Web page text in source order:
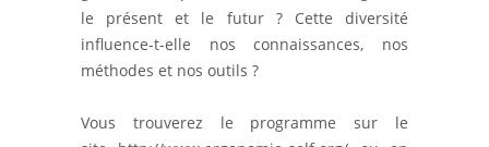
le présent et le futur ? Cette diversité
influence-t-elle nos connaissances, nos
méthodes et nos outils ?
Vous trouverez le programme sur le